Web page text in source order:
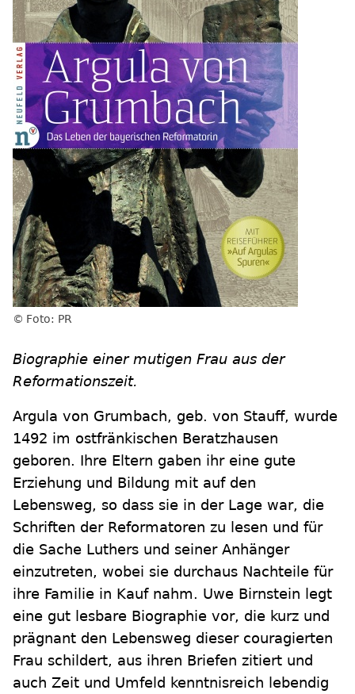
Foto: PR
Biographie einer mutigen Frau aus der
Reformationszeit.
Argula von Grumbach, geb. von Stauff, wurde
1492 im ostfränkischen Beratzhausen
geboren. Ihre Eltern gaben ihr eine gute
Erziehung und Bildung mit auf den
Lebensweg, so dass sie in der Lage war, die
Schriften der Reformatoren zu lesen und für
die Sache Luthers und seiner Anhänger
einzutreten, wobei sie durchaus Nachteile für
ihre Familie in Kauf nahm. Uwe Birnstein legt
eine gut lesbare Biographie vor, die kurz und
prägnant den Lebensweg dieser couragierten
Frau schildert, aus ihren Briefen zitiert und
auch Zeit und Umfeld kenntnisreich lebendig